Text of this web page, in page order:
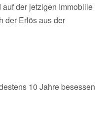
der jetzigen Immobilie
der Erlös aus der
10 Jahre besessen